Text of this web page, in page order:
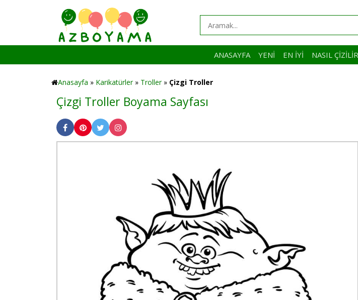
ANASAYFA YENI EN İYI NASIL ÇIZILIR
Anasayfa » Karikatürler» Troller» Çizgi Troller
Çizgi Troller Boyama Sayfası